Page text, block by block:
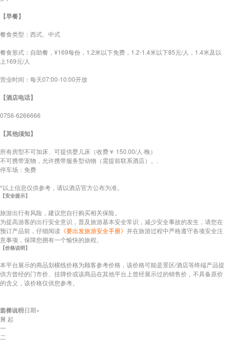
【早餐】
餐食类型：西式、中式
餐食形式：自助餐，¥169每份，1.2米以下免费，1.2-1.4米以下85元/人，1.4米及以
上169元/人
营业时间：每天07:00-10:00开放
【酒店电话】
0756-6266666
【其他须知】
所有房型不可加床、可提供婴儿床（收费￥ 150.00/人·晚）
不可携带宠物，允许携带服务型动物（需提前联系酒店）。.
停车场：免费
*以上信息仅供参考，请以酒店官方公布为准。
【安全提示】
旅游出行有风险，建议您自行购买相关保险。
为提高游客的出行安全意识，普及旅游基本安全常识，减少安全事故的发生，请您在
预订产品前，仔细阅读 《要出发旅游安全手册》 并在旅游过程中严格遵守各项安全注
意事项，保障您拥有一个愉快的旅程。
【价格说明】
本平台展示的商品划横线价格为顾客参考价格，该价格可能是景区/酒店等终端产品提
供方曾经的门市价、挂牌价或该商品在其他平台上曾经展示过的销售价，不具备原价
的含义，该价格仅供您参考。
套餐说明
￥ 起
选择出行日期×
日
一
二